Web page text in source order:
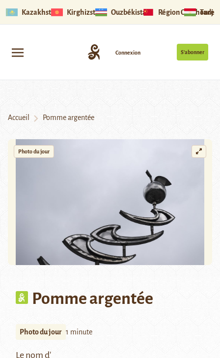
Kazakhstan Kirghizstan Ouzbékistan Région Ouïghoure
S’abonner
Connexion
Accueil Pomme argentée
Photo du jour
Pomme argentée
Photo du jour 1 minute
Le nom d'